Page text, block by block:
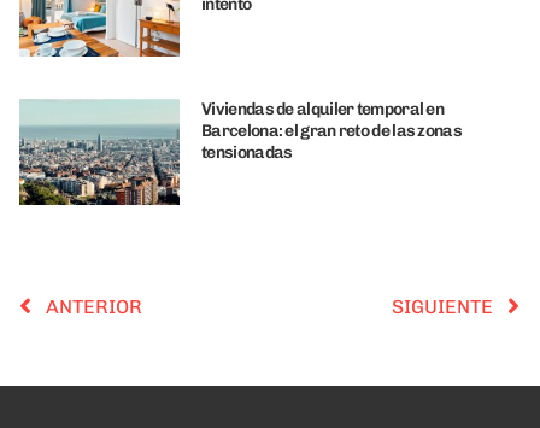
intento
Viviendas de alquiler temporal en
Barcelona: el gran reto de las zonas
tensionadas
ANTERIOR SIGUIENTE